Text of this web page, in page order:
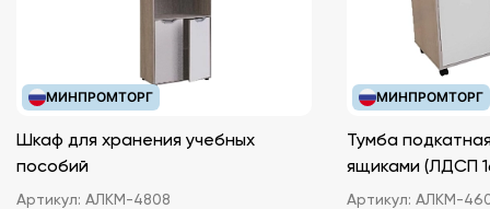
МИНПРОМТОРГ
Шкаф для хранения учебных
пособий
Артикул: АЛКМ-4808
МИНПРОМТОРГ
Тумба
ящиками
Артикул: АЛКМ-